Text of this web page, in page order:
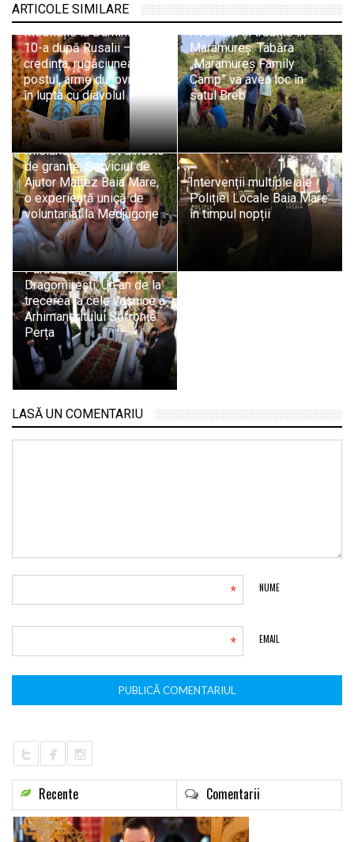
ARTICOLE SIMILARE
Pr. Adrian Dobreanu:
Meditație la Duminica a
10-a după Rusalii –
credința, rugăciunea și
postul, arme duhovnicești
în lupta cu diavolul
Aventură și tradiție în
Maramureș: Tabăra
„Maramureș Family
Camp” va avea loc în
satul Breb
Misiune de suflet dincolo
de granițe: Serviciul de
Ajutor Maltez Baia Mare,
o experiență unică de
voluntariat la Medjugorje
Intervenții multiple ale
Poliției Locale Baia Mare
în timpul nopții
Parastas la Mănăstirea
Dragomirești: Un an de la
trecerea la cele veșnice a
Arhimandritului Sofronie
Perța
LASĂ UN COMENTARIU
NUME
*
EMAIL
*
Recente Comentarii